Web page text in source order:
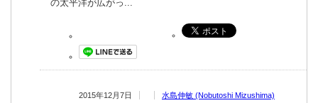
の太平洋が広がっ...
2015年12月7日 水島伸敏 (Nobutoshi Mizushima)